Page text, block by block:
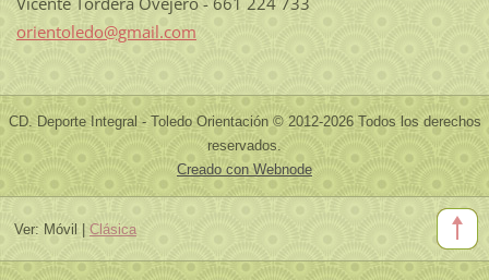
orientoledo@gmail.com
CD. Deporte Integral - Toledo Orientación © 2012-2026 Todos los derechos
reservados.
Creado con Webnode
Ver: Móvil Clásica